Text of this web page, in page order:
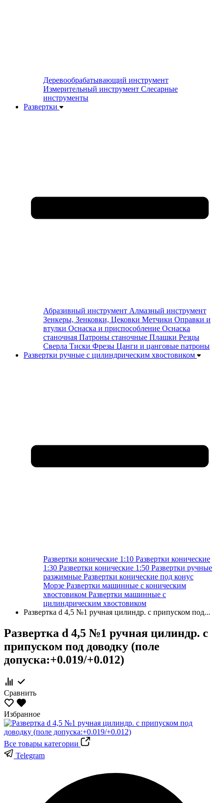
Деревообрабатывающий инструмент
Измерительный инструмент Слесарные
инструменты
Развертки
Абразивный инструмент Алмазный инструмент
Зенкеры, Зенковки, Цековки Метчики Оправки и
втулки Оснаска и приспособление Оснаска
станочная Патроны станочные Плашки Резцы
Сверла Тиски Фрезы Цанги и цанговые патроны
Развертки ручные с цилиндрическим хвостовиком
Развертки конические 1:10 Развертки конические
1:30 Развертки конические 1:50 Развертки ручные
разжимные Развертки конические под конус
Морзе Развертки машинные с коническим
хвостовиком Развертки машинные с
цилиндрическим хвостовиком
Развертка d 4,5 №1 ручная цилиндр. с припуском под...
Развертка d 4,5 №1 ручная цилиндр. с
припуском под доводку (поле
допуска:+0.019/+0.012)
Сравнить
Избранное
Все товары категории
Telegram